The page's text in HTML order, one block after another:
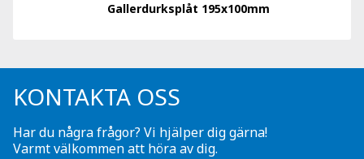
Gallerdurksplåt 195x100mm
KONTAKTA OSS
Har du några frågor? Vi hjälper dig gärna!
Varmt välkommen att höra av dig.